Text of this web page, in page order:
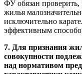
ФУ обязан проверить,
жилья
исключительно
эффективным
7. Для признания
совокупности
над нормативом